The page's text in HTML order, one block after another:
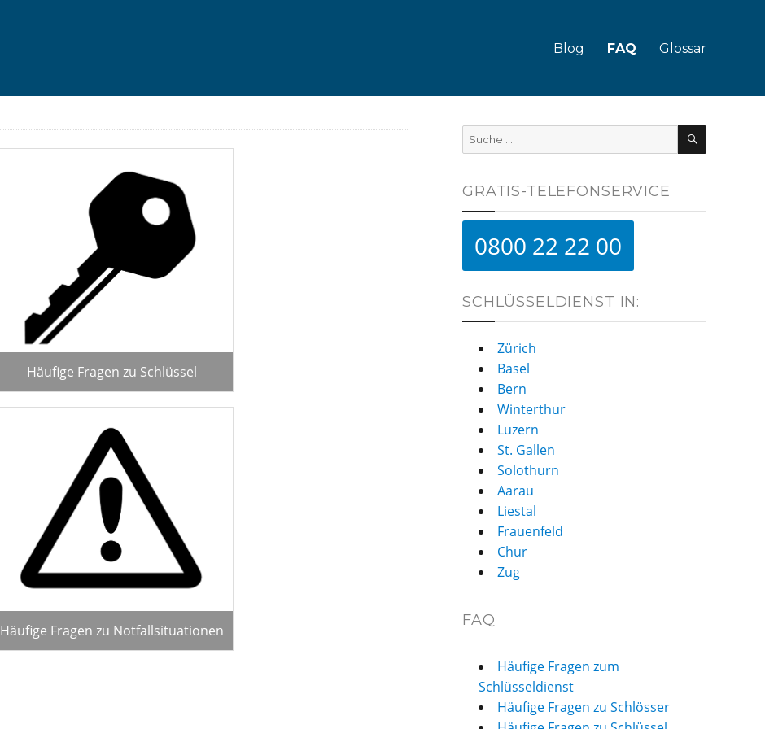
Blog FAQ Glossar
Häufige Fragen zu Schlüssel
Häufige Fragen zu Notfallsituationen
Suche
nach:
SUCHE
GRATIS-TELEFONSERVICE
0800 22 22 00
SCHLÜSSELDIENST IN:
Zürich
Basel
Bern
Winterthur
Luzern
St. Gallen
Solothurn
Aarau
Liestal
Frauenfeld
Chur
Zug
FAQ
Häufige Fragen zum
Schlüsseldienst
Häufige Fragen zu Schlösser